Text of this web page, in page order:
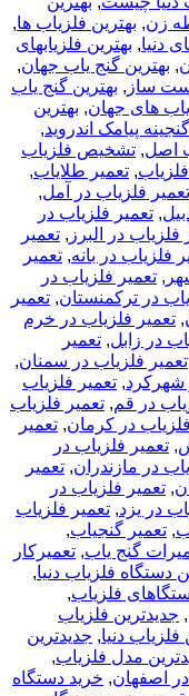
زن, بهترین فلزیاب ها,
دنیا, بهترین فلزیابهای
, بهترین گنج یاب جهان,
ساز , بهترین گنج یاب
یاب های جهان, بهترین
پیامک اندروید,
اصل, تشخیص فلزیاب
, تعمیر طلایاب,
تعمیر فلزیاب در آمل,
, تعمیر فلزیاب در
فلزیاب در البرز , تعمیر
فلزیاب در بانه, تعمیر
, تعمیر فلزیاب در
در ترکمنستان, تعمیر
, تعمیر فلزیاب در خرم
در زابل, تعمیر
تعمیر فلزیاب در سمنان,
شهرکرد, تعمیر فلزیاب
در قم, تعمیر فلزیاب
در کرمان, تعمیر
, تعمیر فلزیاب در
در مازندران, تعمیر
, تعمیر فلزیاب در
در یزد, تعمیر فلزیاب
, تعمیر گنجیاب,
گنج یاب, تعمیرکار
دستگاه فلزیاب دنیا,
فلزیاب,
, جدیدترین فلزیاب
فلزیاب دنیا, جدیدترین
مدل فلزیاب,
اصفهان, خرید دستگاه